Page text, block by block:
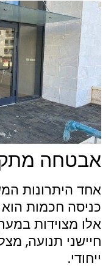
אבטחה
אחד היתרונות
כניסה חכמות
אלו מצוידות
חיישני תנועה,
ייחודי.